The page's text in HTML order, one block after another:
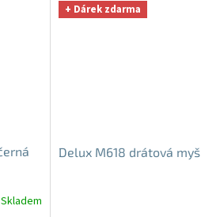
Skladem
+ Dárek zdarma
Delux M618 drátová